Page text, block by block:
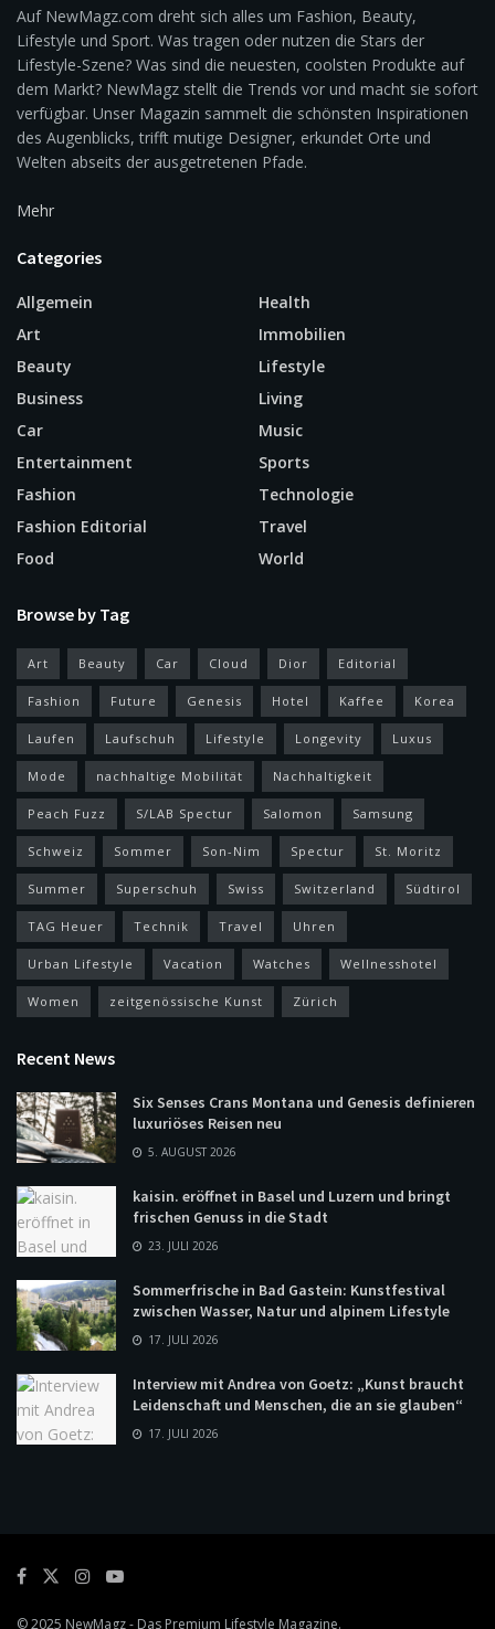
Auf NewMagz.com dreht sich alles um Fashion, Beauty,
Lifestyle und Sport. Was tragen oder nutzen die Stars der
Lifestyle-Szene? Was sind die neuesten, coolsten Produkte auf
dem Markt? NewMagz stellt die Trends vor und macht sie sofort
verfügbar. Unser Magazin sammelt die schönsten Inspirationen
des Augenblicks, trifft mutige Designer, erkundet Orte und
Welten abseits der ausgetretenen Pfade.
Mehr
Categories
Allgemein
Art
Beauty
Business
Car
Entertainment
Fashion
Fashion Editorial
Food
Health
Immobilien
Lifestyle
Living
Music
Sports
Technologie
Travel
World
Browse by Tag
Art Beauty Car Cloud Dior Editorial
Fashion Future Genesis Hotel Kaffee Korea
Laufen Laufschuh Lifestyle Longevity Luxus
Mode nachhaltige Mobilität Nachhaltigkeit
Peach Fuzz S/LAB Spectur Salomon Samsung
Schweiz Sommer Son-Nim Spectur St. Moritz
Summer Superschuh Swiss Switzerland Südtirol
TAG Heuer Technik Travel Uhren
Urban Lifestyle Vacation Watches Wellnesshotel
Women zeitgenössische Kunst Zürich
Recent News
Six Senses Crans Montana und Genesis definieren
luxuriöses Reisen neu
5. AUGUST 2026
kaisin. eröffnet in Basel und Luzern und bringt
frischen Genuss in die Stadt
23. JULI 2026
Sommerfrische in Bad Gastein: Kunstfestival
zwischen Wasser, Natur und alpinem Lifestyle
17. JULI 2026
Interview mit Andrea von Goetz: „Kunst braucht
Leidenschaft und Menschen, die an sie glauben“
17. JULI 2026
© 2025 NewMagz- Das Premium Lifestyle Magazine.